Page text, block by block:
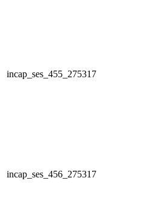
incap_ses_455_275317
incap_ses_456_275317